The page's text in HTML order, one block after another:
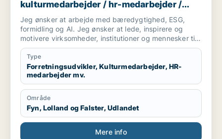
kulturmedarbejder / hr-medarbejder /
konsulent
Jeg ønsker at arbejde med bæredygtighed, ESG,
formidling og AI. Jeg ønsker at lede, inspirere og
motivere virksomheder, institutioner og mennesker til
optimere deres forretningsmodel og livssyn for
fremtidig succes for profit, people & planet. Lad os
skabe vores bæredygtige og succesrige virkelighed.
Type
Forretningsudvikler, Kulturmedarbejder, HR-
medarbejder mv.
Område
Fyn, Lolland og Falster, Udlandet
Mere info